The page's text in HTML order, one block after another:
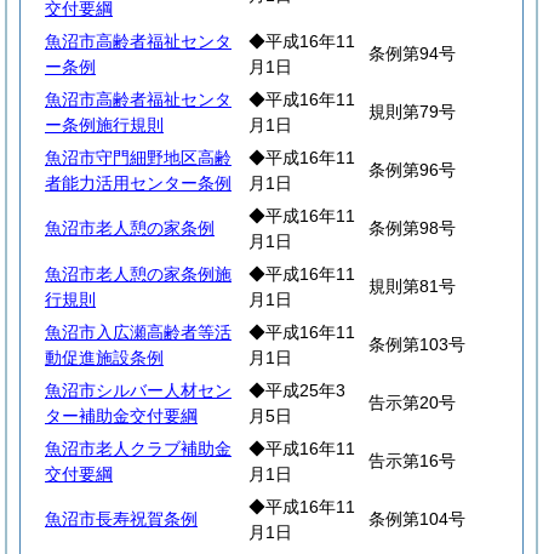
交付要綱
魚沼市高齢者福祉センタ
ー条例
◆平成16年11
月1日
条例第94号
魚沼市高齢者福祉センタ
ー条例施行規則
◆平成16年11
月1日
規則第79号
魚沼市守門細野地区高齢
者能力活用センター条例
◆平成16年11
月1日
条例第96号
魚沼市老人憩の家条例
◆平成16年11
月1日
条例第98号
魚沼市老人憩の家条例施
行規則
◆平成16年11
月1日
規則第81号
魚沼市入広瀬高齢者等活
動促進施設条例
◆平成16年11
月1日
条例第103号
魚沼市シルバー人材セン
ター補助金交付要綱
◆平成25年3
月5日
告示第20号
魚沼市老人クラブ補助金
交付要綱
◆平成16年11
月1日
告示第16号
魚沼市長寿祝賀条例
◆平成16年11
月1日
条例第104号